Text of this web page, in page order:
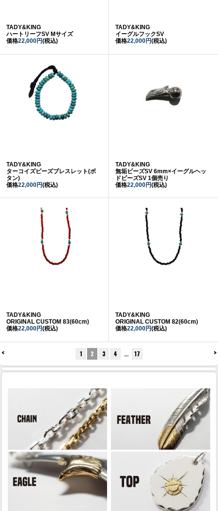
TADY&KING
ハートリーフSV Mサイズ
価格22,000円(税込)
TADY&KING
イーグルフックSV
価格22,000円(税込)
TADY&KING
ターコイズビーズブレスレット(ボ
タン)
価格22,000円(税込)
TADY&KING
無垢ビーズSV 6mm×イーグルヘッ
ドビーズSV 1個売り
価格22,000円(税込)
TADY&KING
ORIGINAL CUSTOM 83(60cm)
価格22,000円(税込)
TADY&KING
ORIGINAL CUSTOM 82(60cm)
価格22,000円(税込)
< >
1 2 3 4 … 17